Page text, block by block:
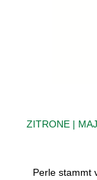
ZITRONE |
Perle stammt